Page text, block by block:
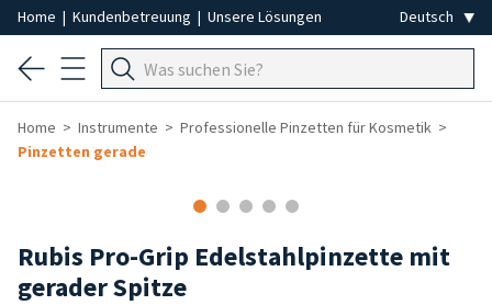
Home | Kundenbetreuung | Unsere Lösungen
Home Instrumente
Professionelle Pinzetten für Kosmetik
Pinzetten gerade
Rubis Pro-Grip Edelstahlpinzette mit
gerader Spitze